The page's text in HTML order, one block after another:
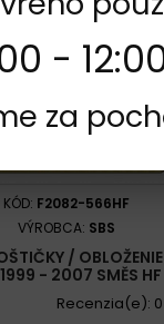
KÓD: F2082-566HF
VÝROBCA: SBS
/
- 2007 SMĚS HF
Recenzia(e): 0
-
za